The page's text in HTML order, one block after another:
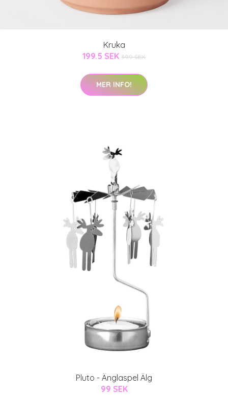
Kruka
199.5 SEK 399 SEK
MER INFO!
Pluto - Änglaspel Älg
99 SEK